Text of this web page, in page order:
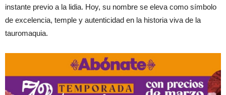
instante previo a la lidia. Hoy, su nombre se eleva como símbolo
de excelencia, temple y autenticidad en la historia viva de la
tauromaquia.